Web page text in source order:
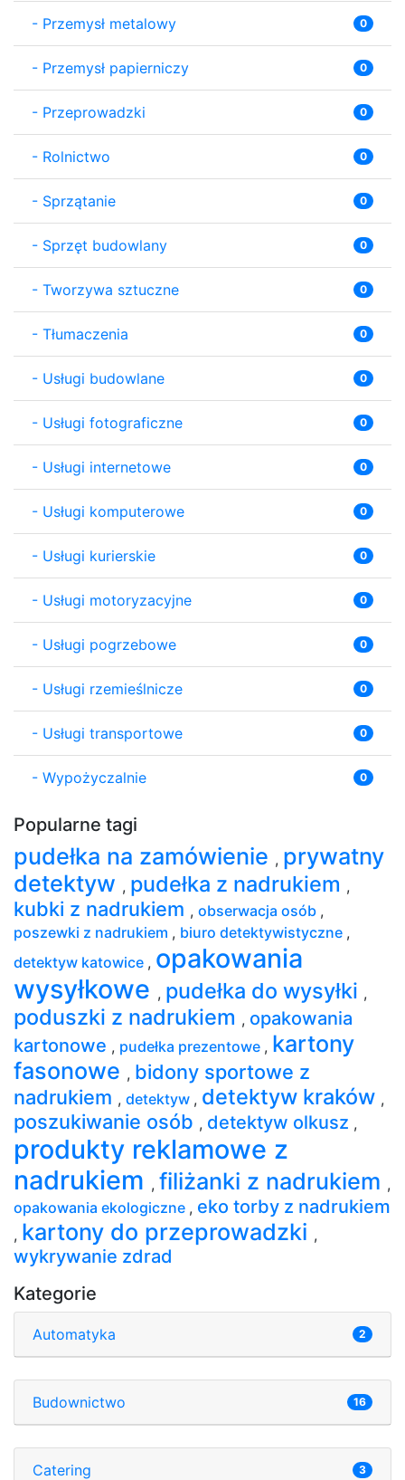
- Przemysł metalowy 0
- Przemysł papierniczy 0
- Przeprowadzki 0
- Rolnictwo 0
- Sprzątanie 0
- Sprzęt budowlany 0
- Tworzywa sztuczne 0
- Tłumaczenia 0
- Usługi budowlane 0
- Usługi fotograficzne 0
- Usługi internetowe 0
- Usługi komputerowe 0
- Usługi kurierskie 0
- Usługi motoryzacyjne 0
- Usługi pogrzebowe 0
- Usługi rzemieślnicze 0
- Usługi transportowe 0
- Wypożyczalnie 0
Popularne tagi
pudełka na zamówienie , prywatny
detektyw , pudełka z nadrukiem ,
kubki z nadrukiem , obserwacja osób ,
poszewki z nadrukiem , biuro detektywistyczne ,
detektyw katowice , opakowania
wysyłkowe , pudełka do wysyłki ,
poduszki z nadrukiem , opakowania
kartonowe , pudełka prezentowe , kartony
fasonowe , bidony sportowe z
nadrukiem , detektyw , detektyw kraków ,
poszukiwanie osób , detektyw olkusz ,
produkty reklamowe z
nadrukiem , filiżanki z nadrukiem ,
opakowania ekologiczne , eko torby z nadrukiem
, kartony do przeprowadzki ,
wykrywanie zdrad
Kategorie
Automatyka 2
Budownictwo 16
Catering 3